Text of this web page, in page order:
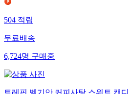
504 적립
무료배송
6,724명 구매중
트레핀 벨기안 커피사탕 스위트 캔